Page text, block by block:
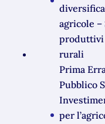
agricole –
produttivi
rurali
Prima
Pubblico
per